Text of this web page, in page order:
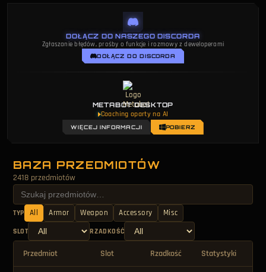
DOŁĄCZ DO NASZEGO DISCORDA
Zgłaszanie błędów, prośby o funkcje i rozmowy z deweloperami
DOŁĄCZ DO DISCORDA
METABOT DESKTOP
Coaching oparty na AI
WIĘCEJ INFORMACJI POBIERZ
BAZA PRZEDMIOTÓW
2418 przedmiotów
TYP All Armor Weapon Accessory Misc
SLOT RZADKOŚĆ
Przedmiot Slot Rzadkość Statystyki